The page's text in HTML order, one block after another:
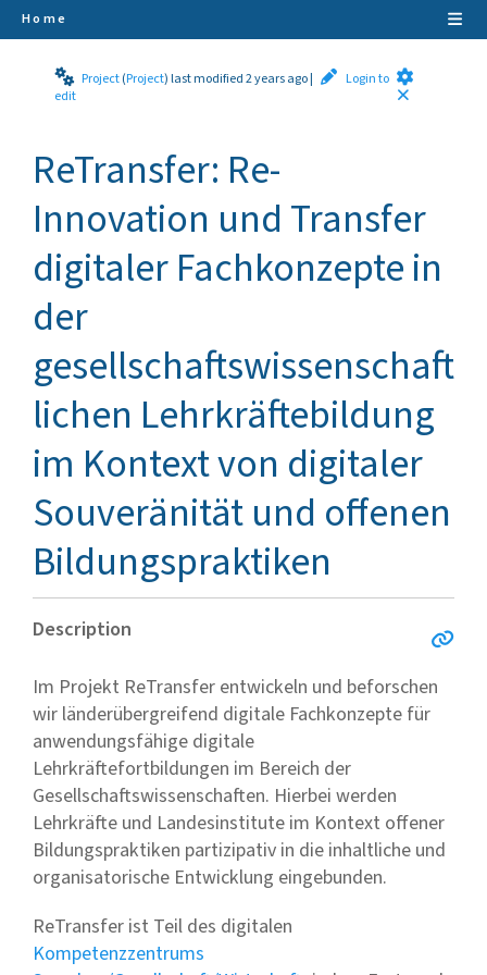
Home
Project(Project)last modified 2 years ago|
Login to
edit
ReTransfer: Re-
Innovation und Transfer
digitaler Fachkonzepte in
der
gesellschaftswissenschaft
lichen Lehrkräftebildung
im Kontext von digitaler
Souveränität und offenen
Bildungspraktiken
Description
Im Projekt ReTransfer entwickeln und beforschen
wir länderübergreifend digitale Fachkonzepte für
anwendungsfähige digitale
Lehrkräftefortbildungen im Bereich der
Gesellschaftswissenschaften. Hierbei werden
Lehrkräfte und Landesinstitute im Kontext offener
Bildungspraktiken partizipativ in die inhaltliche und
organisatorische Entwicklung eingebunden.
ReTransfer ist Teil des digitalen
Kompetenzzentrums